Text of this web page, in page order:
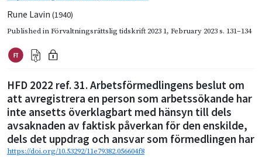
Rune Lavin (1940)
Published inFörvaltningsrättslig tidskrift 2023 1, February 2023s. 131–134
HFD 2022 ref. 31. Arbetsförmedlingens beslut om
att avregistrera en person som arbetssökande har
inte ansetts överklagbart med hänsyn till dels
avsaknaden av faktisk påverkan för den enskilde,
dels det uppdrag och ansvar som förmedlingen har
https://doi.org/10.53292/11e79382.056604f8